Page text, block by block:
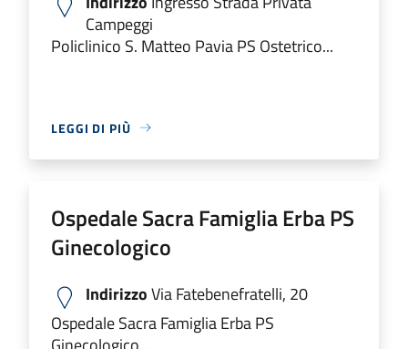
Campeggi
Policlinico S. Matteo Pavia PS Ostetrico...
LEGGI DI PIÙ
Ospedale Sacra Famiglia Erba PS
Ginecologico
IndirizzoVia Fatebenefratelli, 20
Ospedale Sacra Famiglia Erba PS